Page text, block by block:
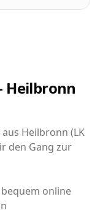
Heilbronn
Heilbronn (LK
den Gang zur
online